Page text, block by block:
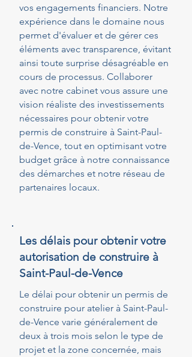
vos engagements financiers. Notre
expérience dans le domaine nous
permet d'évaluer et de gérer ces
éléments avec transparence, évitant
ainsi toute surprise désagréable en
cours de processus. Collaborer
avec notre cabinet vous assure une
vision réaliste des investissements
nécessaires pour obtenir votre
permis de construire à Saint-Paul-
de-Vence, tout en optimisant votre
budget grâce à notre connaissance
des démarches et notre réseau de
partenaires locaux.
Les délais pour obtenir votre
autorisation de construire à
Saint-Paul-de-Vence
Le délai pour obtenir un permis de
construire pour atelier à Saint-Paul-
de-Vence varie généralement de
deux à trois mois selon le type de
projet et la zone concernée, mais